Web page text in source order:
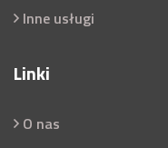
Inne usługi
Linki
O nas